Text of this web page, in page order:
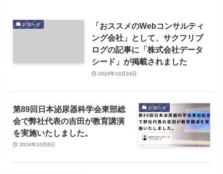
お知らせ
「おススメのWebコンサルティ
ング会社」として、サクフリブ
ログの記事に「株式会社データ
シード」が掲載されました
2024年10月24日
お知らせ
第89回日本泌尿器科学会東部総
会で弊社代表の吉田が教育講演
を実施いたしました。
2024年10月6日